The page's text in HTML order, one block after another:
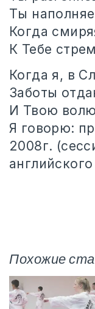
Ты
Когда
К Тебе
Когда я, в
Заботы
И Твою
Я говорю:
2008г.
Похожие